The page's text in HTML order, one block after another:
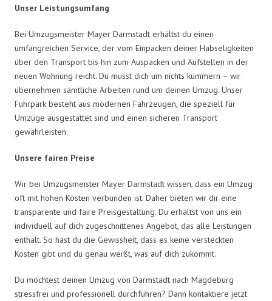
Unser Leistungsumfang
Bei Umzugsmeister Mayer Darmstadt erhältst du einen
umfangreichen Service, der vom Einpacken deiner Habseligkeiten
über den Transport bis hin zum Auspacken und Aufstellen in der
neuen Wohnung reicht. Du musst dich um nichts kümmern – wir
übernehmen sämtliche Arbeiten rund um deinen Umzug. Unser
Fuhrpark besteht aus modernen Fahrzeugen, die speziell für
Umzüge ausgestattet sind und einen sicheren Transport
gewährleisten.
Unsere fairen Preise
Wir bei Umzugsmeister Mayer Darmstadt wissen, dass ein Umzug
oft mit hohen Kosten verbunden ist. Daher bieten wir dir eine
transparente und faire Preisgestaltung. Du erhältst von uns ein
individuell auf dich zugeschnittenes Angebot, das alle Leistungen
enthält. So hast du die Gewissheit, dass es keine versteckten
Kosten gibt und du genau weißt, was auf dich zukommt.
Du möchtest deinen Umzug von Darmstadt nach Magdeburg
stressfrei und professionell durchführen? Dann kontaktiere jetzt